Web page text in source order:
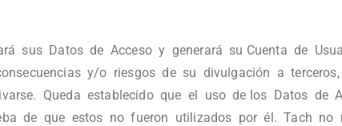
sus Datos de Acceso y generará su Cuenta de
y/o riesgos de su divulgación a
Queda establecido que el uso de los Datos de
de que estos no fueron utilizados por él. Tach no